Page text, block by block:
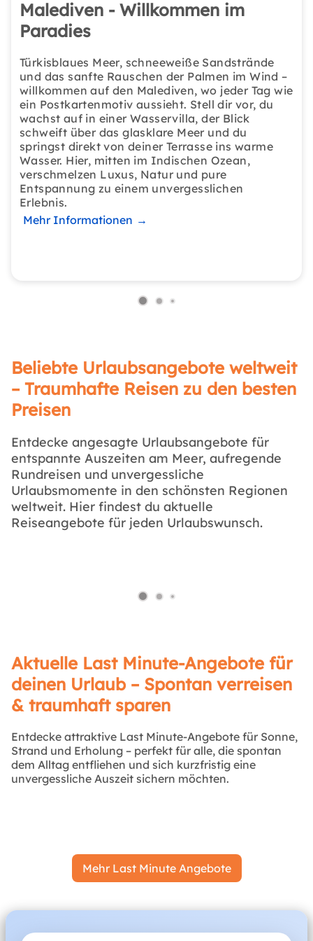
Malediven - Willkommen im
Paradies
Türkisblaues Meer, schneeweiße Sandstrände
und das sanfte Rauschen der Palmen im Wind –
willkommen auf den Malediven, wo jeder Tag wie
ein Postkartenmotiv aussieht. Stell dir vor, du
wachst auf in einer Wasservilla, der Blick
schweift über das glasklare Meer und du
springst direkt von deiner Terrasse ins warme
Wasser. Hier, mitten im Indischen Ozean,
verschmelzen Luxus, Natur und pure
Entspannung zu einem unvergesslichen
Erlebnis.
Mehr Informationen →
Beliebte Urlaubsangebote weltweit
– Traumhafte Reisen zu den besten
Preisen
Entdecke angesagte Urlaubsangebote für
entspannte Auszeiten am Meer, aufregende
Rundreisen und unvergessliche
Urlaubsmomente in den schönsten Regionen
weltweit. Hier findest du aktuelle
Reiseangebote für jeden Urlaubswunsch.
Aktuelle Last Minute-Angebote für
deinen Urlaub – Spontan verreisen
& traumhaft sparen
Entdecke attraktive Last Minute-Angebote für Sonne,
Strand und Erholung – perfekt für alle, die spontan
dem Alltag entfliehen und sich kurzfristig eine
unvergessliche Auszeit sichern möchten.
Mehr Last Minute Angebote